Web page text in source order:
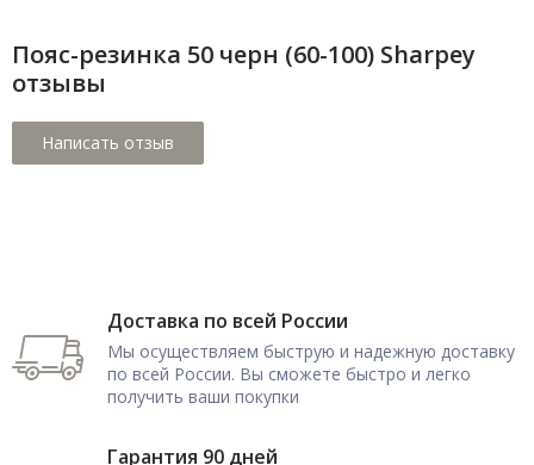
Пояс-резинка 50 черн (60-100) Sharpey
отзывы
Доставка по всей России
Мы осуществляем быструю и надежную доставку
по всей России. Вы сможете быстро и легко
получить ваши покупки
Гарантия 90 дней